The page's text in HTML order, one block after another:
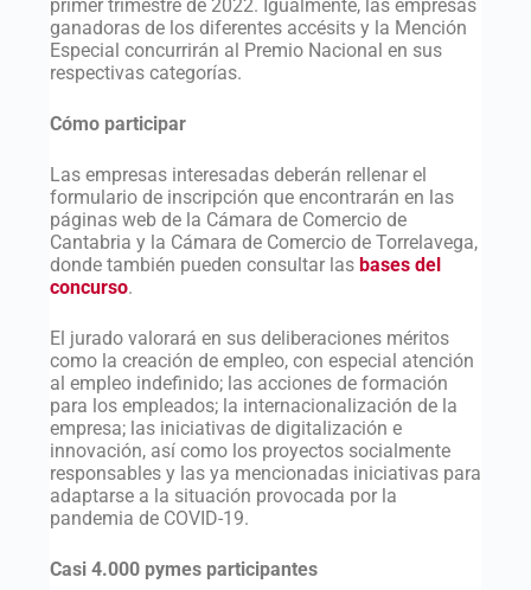
primer trimestre de 2022. Igualmente, las empresas
ganadoras de los diferentes accésits y la Mención
Especial concurrirán al Premio Nacional en sus
respectivas categorías.
Cómo participar
Las empresas interesadas deberán rellenar el
formulario de inscripción que encontrarán en las
páginas web de la Cámara de Comercio de
Cantabria y la Cámara de Comercio de Torrelavega,
donde también pueden consultar las bases del
concurso.
El jurado valorará en sus deliberaciones méritos
como la creación de empleo, con especial atención
al empleo indefinido; las acciones de formación
para los empleados; la internacionalización de la
empresa; las iniciativas de digitalización e
innovación, así como los proyectos socialmente
responsables y las ya mencionadas iniciativas para
adaptarse a la situación provocada por la
pandemia de COVID-19.
Casi 4.000 pymes participantes